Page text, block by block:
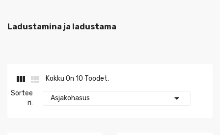
Ladustamina ja ladustama
 
Kokku On 10 Toodet.
Sortee
Ri:
Asjakohasus 